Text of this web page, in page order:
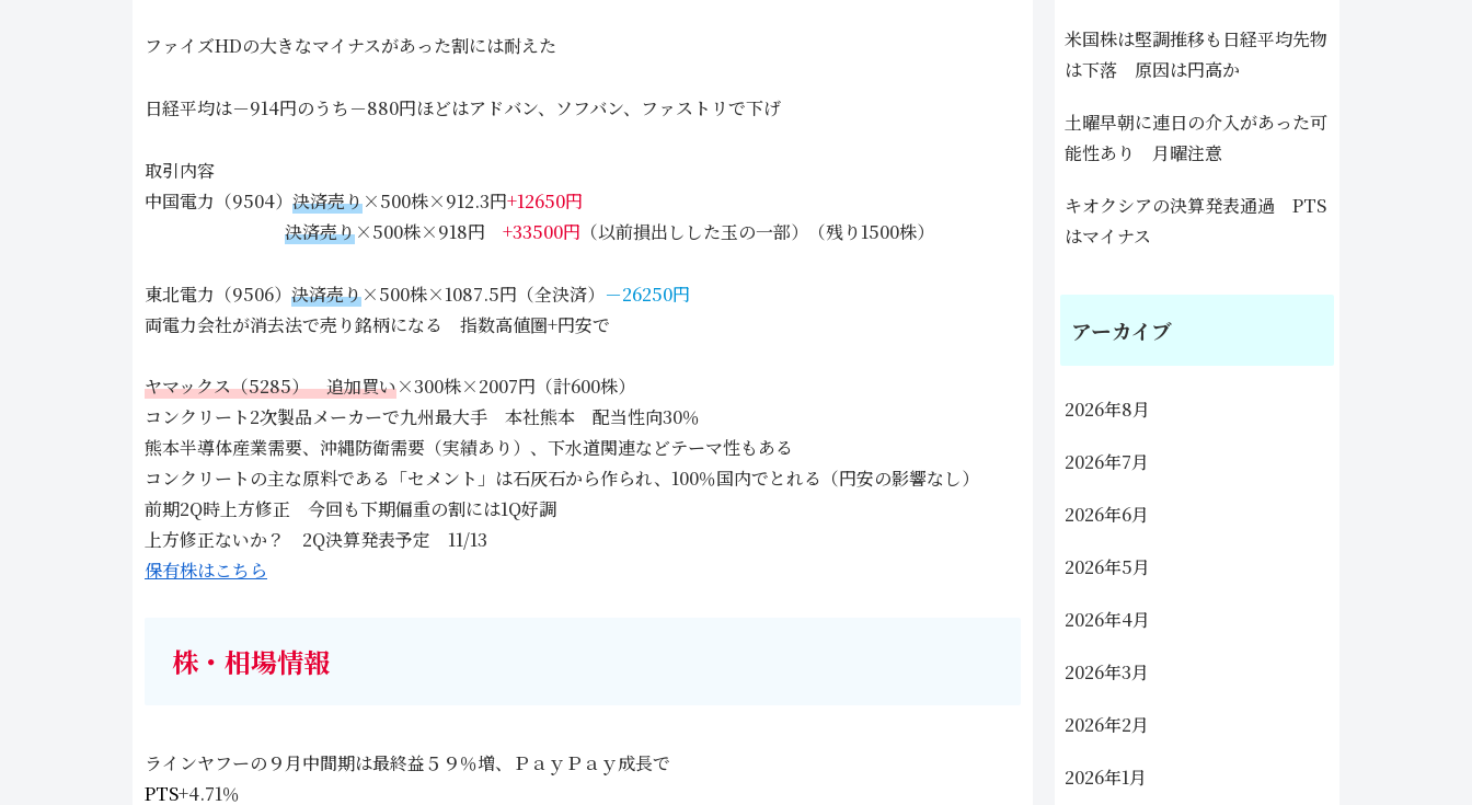
ファイズHDの大きなマイナスがあった割には耐えた
日経平均は－914円のうち－880円ほどはアドバン、ソフバン、ファストリで下げ
取引内容
中国電力（9504） 決済売り×500株×912.3円+12650円
決済売り×500株×918円 +33500円 （以前損出しした玉の一部）（残り1500株）
東北電力（9506） 決済売り×500株×1087.5円（全決済） －26250円
両電力会社が消去法で売り銘柄になる 指数高値圏+円安で
ヤマックス（5285） 追加買い×300株×2007円（計600株）
コンクリート2次製品メーカーで九州最大手 本社熊本 配当性向30％
熊本半導体産業需要、沖縄防衛需要（実績あり）、下水道関連などテーマ性もある
コンクリートの主な原料である「セメント」は石灰石から作られ、100％国内でとれる（円安の影響なし）
前期2Q時上方修正 今回も下期偏重の割には1Q好調
上方修正ないか？ 2Q決算発表予定 11/13
保有株はこちら
株・相場情報
ラインヤフーの９月中間期は最終益５９％増、ＰａｙＰａｙ成長で
PTS+4.71％
米国株は堅調推移も日経平均先物
は下落 原因は円高か
土曜早朝に連日の介入があった可
能性あり 月曜注意
キオクシアの決算発表通過 PTS
はマイナス
アーカイブ
2026年8月
2026年7月
2026年6月
2026年5月
2026年4月
2026年3月
2026年2月
2026年1月